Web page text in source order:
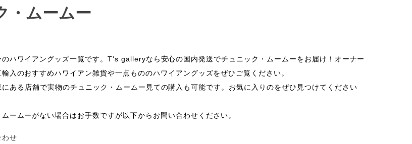
・ムームー
ハワイアングッズ一覧です。T's galleryなら安心の国内発送でチュニック・ムームーをお届け！オーナー
入のおすすめハワイアン雑貨や一点もののハワイアングッズをぜひご覧ください。
ある店舗で実物のチュニック・ムームー見ての購入も可能です。お気に入りのをぜひ見つけてください
ームーがない場合はお手数ですが以下からお問い合わせください。
わせ